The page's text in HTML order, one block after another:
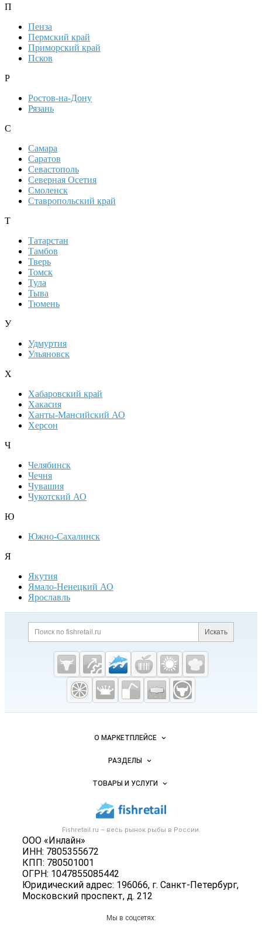
П
Пенза
Пермский край
Приморский край
Псков
Р
Ростов-на-Дону
Рязань
С
Самара
Саратов
Севастополь
Северная Осетия
Смоленск
Ставропольский край
Т
Татарстан
Тамбов
Тверь
Томск
Тула
Тыва
Тюмень
У
Удмуртия
Ульяновск
Х
Хабаровский край
Хакасия
Ханты-Мансийский АО
Херсон
Ч
Челябинск
Чечня
Чувашия
Чукотский АО
Ю
Южно-Сахалинск
Я
Якутия
Ямало-Ненецкий АО
Ярославль
Дополнительная информация
Поиск по сайту и
Искать
Cсылки на полезные проекты
Fishretail.ru —
рыба,
морепродукты
Важные разделы и контакты
Fishretail.ru – весь рынок рыбы в России.
ООО «Инлайн»
ИНН: 7805355672
КПП: 780501001
ОГРН: 1047855085442
Юридический адрес: 196066, г. Санкт-Петербург,
Московский проспект, д. 212
Навигация по сайтуО МАРКЕТПЛЕЙСЕ
Новости Fishretail.ru
Размещение рекламы
Публичная оферта
Контактная информация
Политика обработки персональных данных
РАЗДЕЛЫ
Объявления
Новости рынка
Вакансии
Блог
ТОВАРЫ И УСЛУГИ
Икра
Рыбопосадочный материал
Полуфабрикаты
Консервы
Мы в соцсетях: